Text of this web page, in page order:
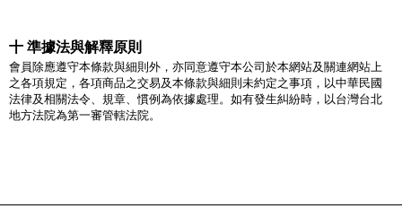
十 準據法與解釋原則
會員除應遵守本條款與細則外，亦同意遵守本公司於本網站及關連網站上
之各項規定，各項商品之交易及本條款與細則未約定之事項，以中華民國
法律及相關法令、規章、慣例為依據處理。如有發生糾紛時，以台灣台北
地方法院為第一審管轄法院。